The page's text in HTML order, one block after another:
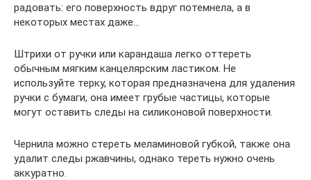
радовать: его поверхность вдруг потемнела, а в
некоторых местах даже…
Штрихи от ручки или карандаша легко оттереть
обычным мягким канцелярским ластиком. Не
используйте терку, которая предназначена для удаления
ручки с бумаги, она имеет грубые частицы, которые
могут оставить следы на силиконовой поверхности.
Чернила можно стереть меламиновой губкой, также она
удалит следы ржавчины, однако тереть нужно очень
аккуратно.